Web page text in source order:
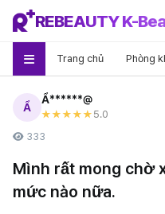
REBEAUTY K-
Trang chủ Phòng
Ẩ
Ẩ******@
★★★★★ 5.0
333
Mình rất mong chờ
mức nào nữa.